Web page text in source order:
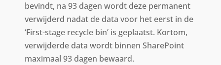
bevindt, na 93 dagen wordt deze permanent
verwijderd nadat de data voor het eerst in de
‘First-stage recycle bin’ is geplaatst. Kortom,
verwijderde data wordt binnen SharePoint
maximaal 93 dagen bewaard.